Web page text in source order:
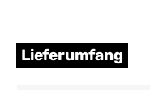
Lieferumfang